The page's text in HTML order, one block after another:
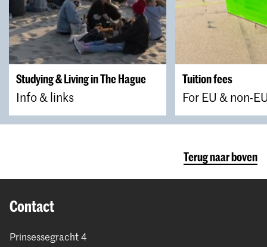
Studying & Living in The Hague
Info & links
Tuition fees
For EU & non-
Terug naar boven
Contact
Prinsessegracht 4